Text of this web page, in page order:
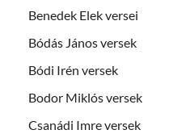
Benedek Elek versei
Bódás János versek
Bódi Irén versek
Bodor Miklós versek
Csanádi Imre versek